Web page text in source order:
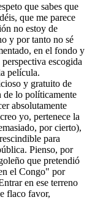
que sabes que
que me parece
no estoy de
y por tanto no sé
en el fondo y
escogida
película.
y gratuito de
de lo políticamente
absolutamente
yo, pertenece la
por cierto),
para
Pienso, por
que pretendió
el Congo" por
en ese terreno
flaco favor,